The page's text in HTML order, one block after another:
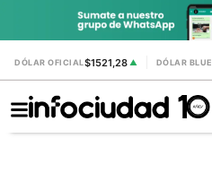
DÓLAR OFICIAL$1521,28 ▲ DÓLAR BLUE